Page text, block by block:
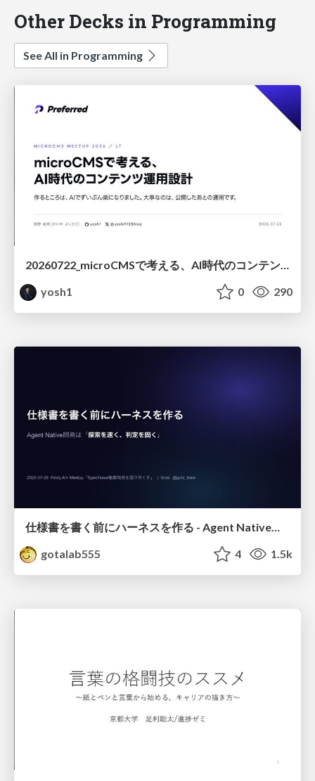
Other Decks in Programming
See All in Programming
20260722_microCMSで考える、AI時代のコンテンツ運用設計
yosh1
0 290
gotalab555
4 1.5k